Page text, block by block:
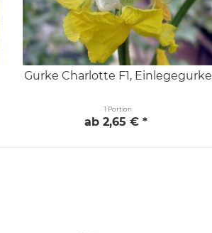
Gurke Charlotte F1, Einlegegurke
1 Portion
ab 2,65 € *